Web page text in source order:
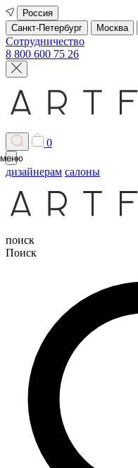
Россия
Санкт-Петербург
Москва
Сотрудничество
8 800 600 75 26
0
меню
дизайнерам салоны
поиск
Поиск